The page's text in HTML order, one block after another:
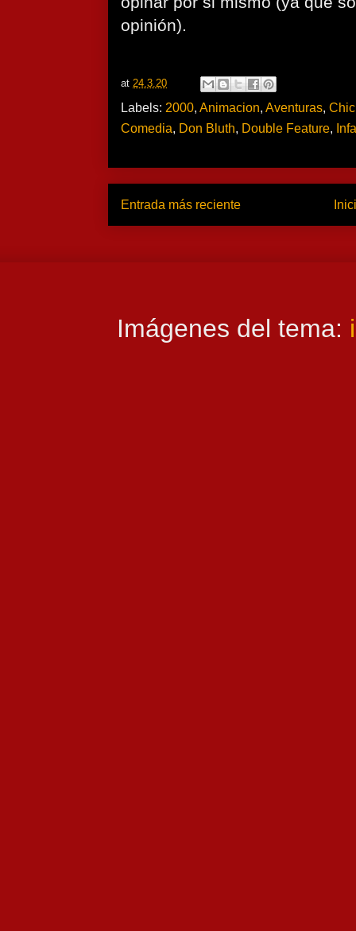
opinión).
at 24.3.20
Labels: 2000, Animacion, Aventuras,
Comedia, Don Bluth, Double Feature,
Entrada más reciente
Imágenes del tema: